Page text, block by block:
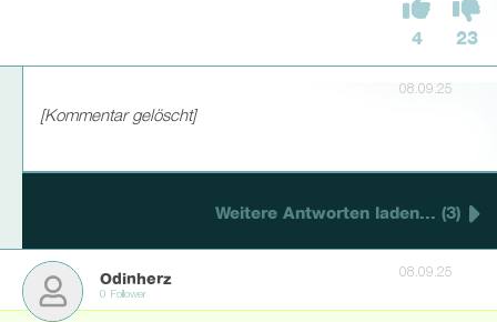
4 23
08.09.25
[Kommentar gelöscht]
Weitere Antworten laden... (3)
Odinherz
0 Follower
08.09.25